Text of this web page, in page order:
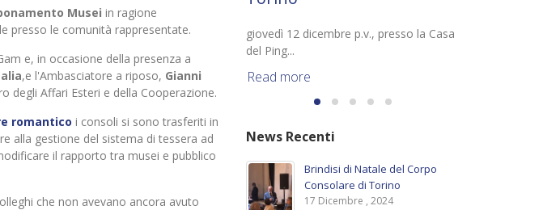
Musei in ragione
presso le comunità rappresentate.
e, in occasione della presenza a
,e l'Ambasciatore a riposo, Gianni
degli Affari Esteri e della Cooperazione.
romantico i consoli si sono trasferiti in
alla gestione del sistema di tessera ad
il rapporto tra musei e pubblico
che non avevano ancora avuto
giovedì 12 dicembre p.v., presso la Casa
del Ping...
Read more
News Recenti
Brindisi di Natale del Corpo
Consolare di Torino
17 Dicembre , 2024